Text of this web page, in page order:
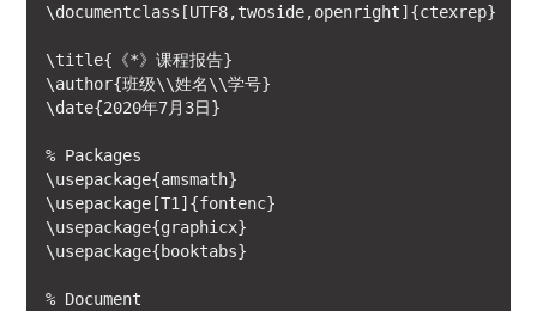
\documentclass[UTF8,twoside,openright]{ctexrep}
\title{《*》课程报告}
\author{班级\\姓名\\学号}
\date{2020年7月3日}
% Packages
\usepackage{amsmath}
\usepackage[T1]{fontenc}
\usepackage{graphicx}
\usepackage{booktabs}
% Document